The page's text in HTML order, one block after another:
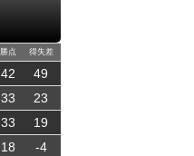
勝点 得失差
42 49
33 23
33 19
18 -4